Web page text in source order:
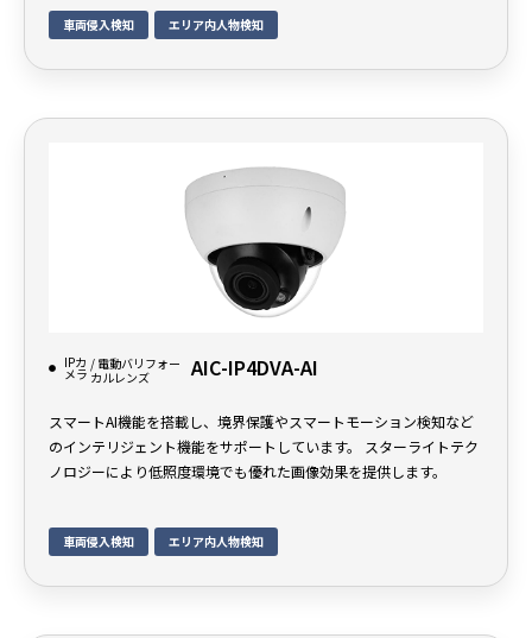
車両侵入検知 エリア内人物検知
IPカ
メラ
/ 電動バリフォー
カルレンズ
AIC-IP4DVA-AI
スマートAI機能を搭載し、境界保護やスマートモーション検知など
のインテリジェント機能をサポートしています。 スターライトテク
ノロジーにより低照度環境でも優れた画像効果を提供します。
車両侵入検知 エリア内人物検知